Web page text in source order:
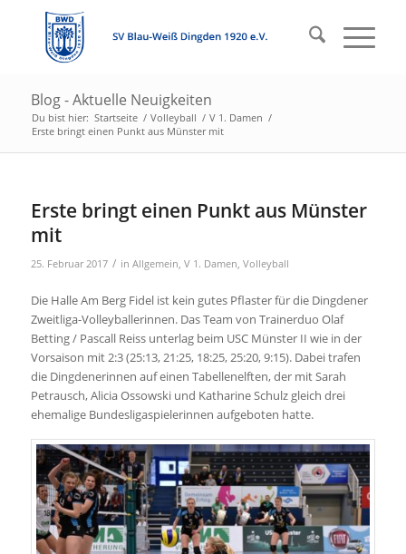
Blog - Aktuelle Neuigkeiten
Du bist hier: Startseite / Volleyball / V 1. Damen /
Erste bringt einen Punkt aus Münster mit
Erste bringt einen Punkt aus Münster
mit
25. Februar 2017 / in Allgemein, V 1. Damen, Volleyball
Die Halle Am Berg Fidel ist kein gutes Pflaster für die Dingdener
Zweitliga-Volleyballerinnen. Das Team von Trainerduo Olaf
Betting / Pascall Reiss unterlag beim USC Münster II wie in der
Vorsaison mit 2:3 (25:13, 21:25, 18:25, 25:20, 9:15). Dabei trafen
die Dingdenerinnen auf einen Tabellenelften, der mit Sarah
Petrausch, Alicia Ossowski und Katharine Schulz gleich drei
ehemalige Bundesligaspielerinnen aufgeboten hatte.